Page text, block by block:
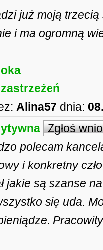
już moją
i ma ogromną
Alina57 dnia:
Zgłoś
polecam
i konkretny
jakie są szanse
się uda.